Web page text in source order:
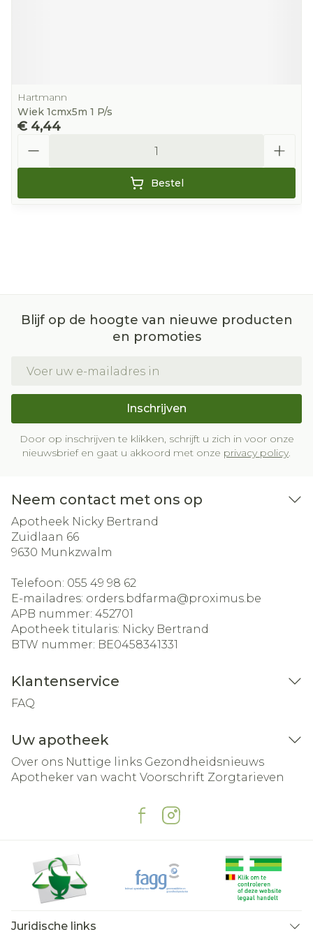
Hartmann
Wiek 1cmx5m 1 P/s
€ 4,44
Bestel
Blijf op de hoogte van nieuwe producten
en promoties
Inschrijven
Door op inschrijven te klikken, schrijft u zich in voor onze
nieuwsbrief en gaat u akkoord met onze privacy policy.
Neem contact met ons op
Apotheek Nicky Bertrand
Zuidlaan 66
9630 Munkzwalm
Telefoon: 055 49 98 62
E-mailadres: orders.bdfarma@proximus.be
APB nummer: 452701
Apotheek titularis: Nicky Bertrand
BTW nummer: BE0458341331
Klantenservice
FAQ
Uw apotheek
Over ons Nuttige links Gezondheidsnieuws
Apotheker van wacht Voorschrift Zorgtarieven
Juridische links